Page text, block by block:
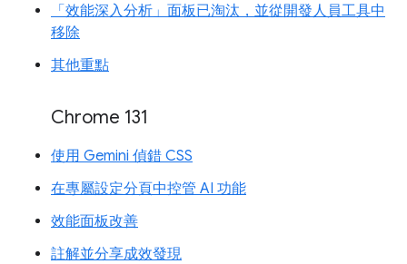
「效能深入分析」面板已淘汰，並從開發人員工具中
移除
其他重點
Chrome 131
使用 Gemini 偵錯 CSS
在專屬設定分頁中控管 AI 功能
效能面板改善
註解並分享成效發現